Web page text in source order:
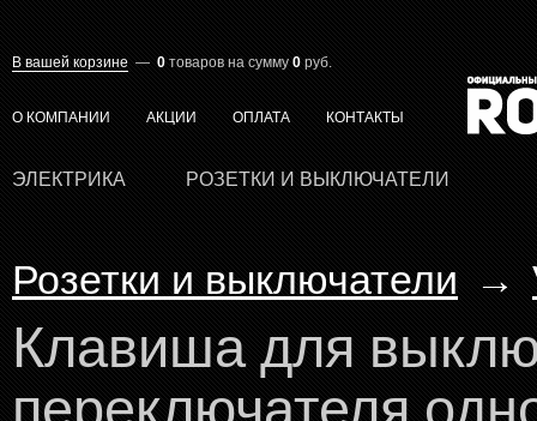
В вашей корзине — 0 товаров на сумму 0 руб.
О КОМПАНИИ АКЦИИ ОПЛАТА КОНТАКТЫ
ЭЛЕКТРИКА РОЗЕТКИ И ВЫКЛЮЧАТЕЛИ
Розетки и выключатели →
Клавиша для